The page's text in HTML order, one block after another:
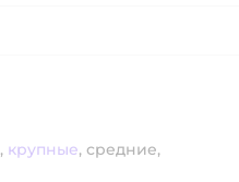
, крупные, средние,